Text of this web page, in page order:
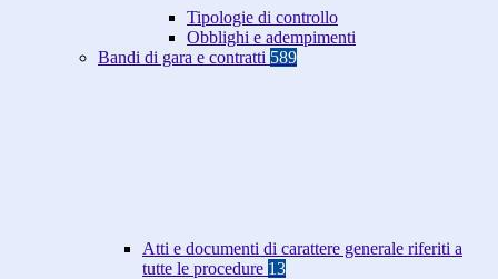
Tipologie di controllo
Obblighi e adempimenti
Bandi di gara e contratti 589
Atti e documenti di carattere generale riferiti a
tutte le procedure 13